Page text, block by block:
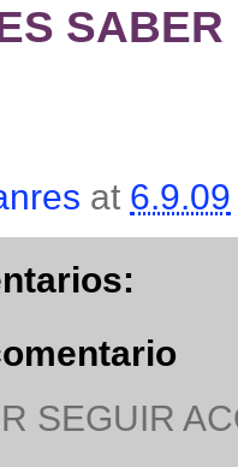
at 6.9.09
SEGUIR